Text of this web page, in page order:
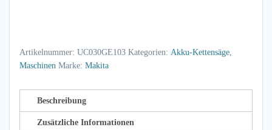
max.
•
29,0
Artikelnummer: UC030GE103 Kategorien: Akku-Kettensäge,
Maschinen Marke: Makita
Beschreibung
Zusätzliche Informationen